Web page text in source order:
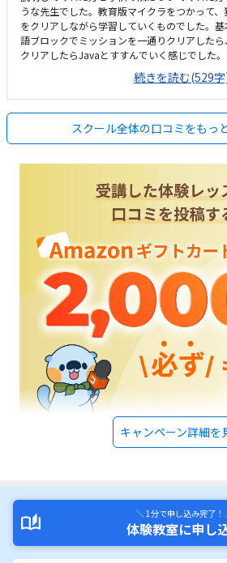
うな先生でした。教育版マイクラをつかって
をクリアしながら学習していくものでした。
語ブロックでミッションを一通りクリアした
クリアしたらJavaとすすんでいく感じでした
ておらず、もし、Pythonに進むにあたって、
るようでした。うちからは近いので個人的に
う方は微妙な場所かなと思います。わかりや
こしい場所でもなく、駐車場はあるので車で
見は古い感じですが、内装や椅子、机などの
イでシンプルです。お休みの振り替え対応可
振り替えもできなかった時に、月謝の金額引
いと思いました。若くて優しい女の先生が隣に
れたり、褒めてくれたりが嬉しくて楽しかった
続きを読む(529
スクール全体の口コミをもっ
キャンペーン詳細を
＼ 1分で申し込み完了！
体験教室に申し